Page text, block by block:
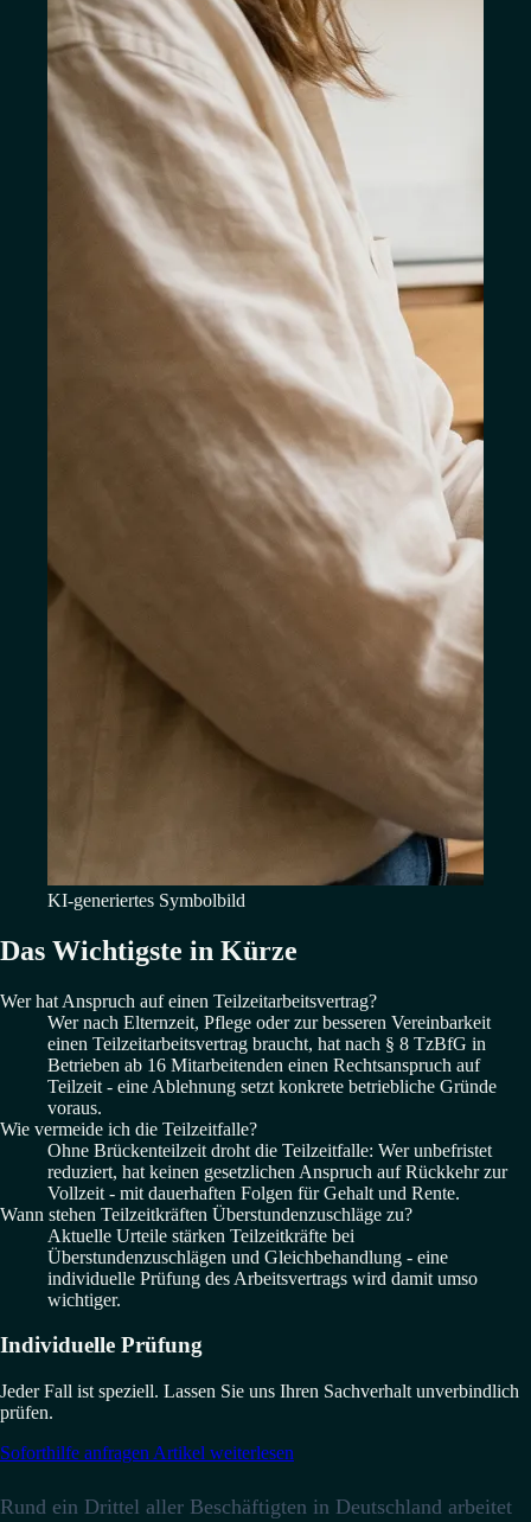
KI-generiertes Symbolbild
Das Wichtigste in Kürze
Wer hat Anspruch auf einen Teilzeitarbeitsvertrag?
Wer nach Elternzeit, Pflege oder zur besseren Vereinbarkeit
einen Teilzeitarbeitsvertrag braucht, hat nach § 8 TzBfG in
Betrieben ab 16 Mitarbeitenden einen Rechtsanspruch auf
Teilzeit - eine Ablehnung setzt konkrete betriebliche Gründe
voraus.
Wie vermeide ich die Teilzeitfalle?
Ohne Brückenteilzeit droht die Teilzeitfalle: Wer unbefristet
reduziert, hat keinen gesetzlichen Anspruch auf Rückkehr zur
Vollzeit - mit dauerhaften Folgen für Gehalt und Rente.
Wann stehen Teilzeitkräften Überstundenzuschläge zu?
Aktuelle Urteile stärken Teilzeitkräfte bei
Überstundenzuschlägen und Gleichbehandlung - eine
individuelle Prüfung des Arbeitsvertrags wird damit umso
wichtiger.
Individuelle Prüfung
Jeder Fall ist speziell. Lassen Sie uns Ihren Sachverhalt unverbindlich
prüfen.
Soforthilfe anfragen Artikel weiterlesen
Rund ein Drittel aller Beschäftigten in Deutschland arbeitet